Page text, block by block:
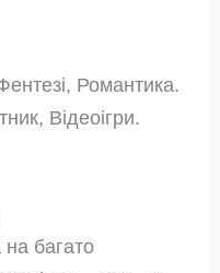
Романтика.
Відеоігри.
багато